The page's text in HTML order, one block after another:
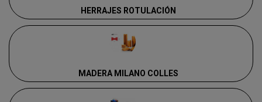
HERRAJES ROTULACIÓN
MADERA MILANO COLLES